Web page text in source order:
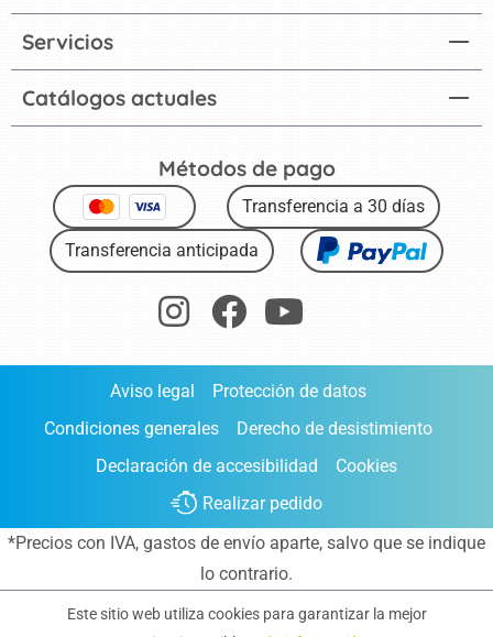
Catálogos actuales
Servicios
Métodos de pago
Transferencia a 30 días
Transferencia anticipada
Aviso legal
Protección de datos
Condiciones generales
Derecho de desistimiento
Declaración de accesibilidad
Cookies
Realizar pedido
*Precios con IVA, gastos de envío aparte, salvo que se indique
lo contrario.
Este sitio web utiliza cookies para garantizar la mejor